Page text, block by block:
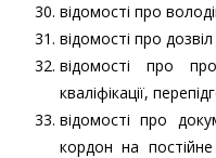
відомості про
відомості про
відомості про
кваліфікації,
відомості про
кордон на